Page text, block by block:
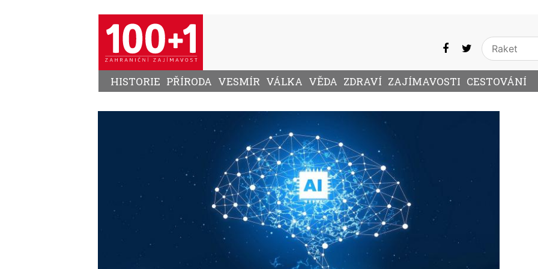
HISTORIE PŘÍRODA VESMÍR VÁLKA VĚDA ZDRAVÍ ZAJÍMAVOSTI CESTOVÁNÍ